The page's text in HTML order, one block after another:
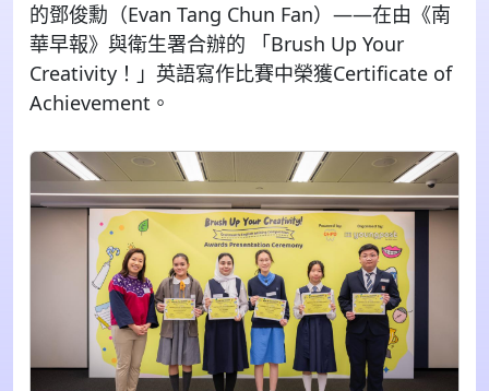
的鄧俊勳（Evan Tang Chun Fan）——在由《南
華早報》與衛生署合辦的 「Brush Up Your
Creativity！」英語寫作比賽中榮獲Certificate of
Achievement。